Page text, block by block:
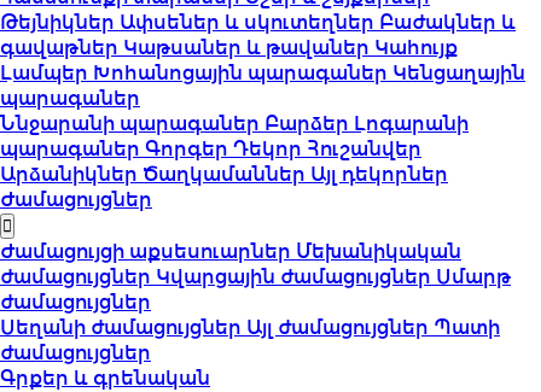
Թեյնիկներ Ափսեներ և սկուտեղներ Բաժակներ և
գավաթներ Կաթսաներ և թավաներ Կահույք
Լամպեր Խոհանոցային պարագաներ Կենցաղային
պարագաներ
Ննջարանի պարագաներ Բարձեր Լոգարանի
պարագաներ Գորգեր Դեկոր Հուշանվեր
Արձանիկներ Ծաղկամաններ Այլ դեկորներ
Ժամացույցներ
Ժամացույցի աքսեսուարներ Մեխանիկական
ժամացույցներ Կվարցային ժամացույցներ Սմարթ
ժամացույցներ
Սեղանի ժամացույցներ Այլ ժամացույցներ Պատի
ժամացույցներ
Գրքեր և գրենական